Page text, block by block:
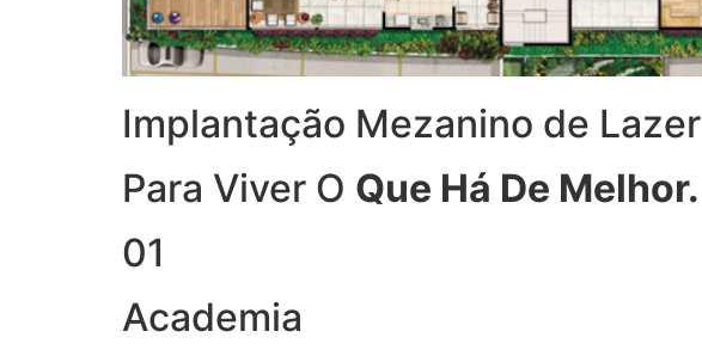
Implantação Mezanino de Lazer
Para Viver O Que Há De Melhor.
01
Academia